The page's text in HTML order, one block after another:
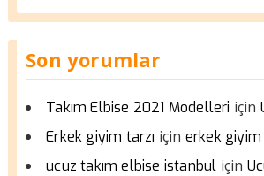
Son yorumlar
Takım Elbise 2021 Modelleri için
Erkek giyim tarzı için erkek giyim
ucuz takım elbise istanbul için